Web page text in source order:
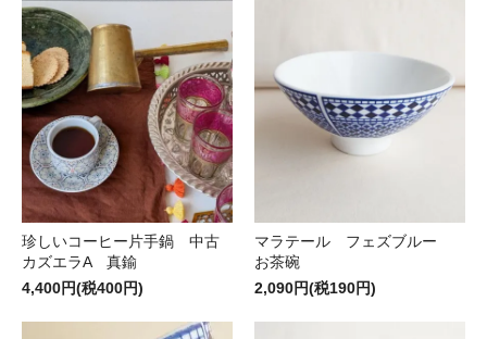
珍しいコーヒー片手鍋 中古
カズエラA 真鍮
4,400円(税400円)
マラテール フェズブルー
お茶碗
2,090円(税190円)